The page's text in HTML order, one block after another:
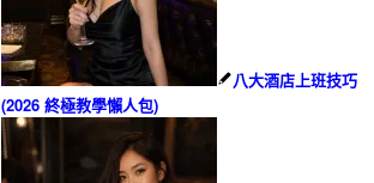
八大酒店上班技巧
(2026 終極教學懶人包)